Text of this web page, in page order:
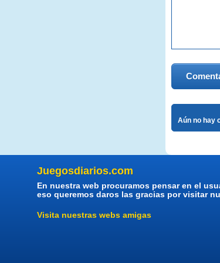
Aún no hay
Juegosdiarios.com
En nuestra web procuramos pensar en el
eso queremos daros las gracias por visitar
Visita nuestras webs amigas